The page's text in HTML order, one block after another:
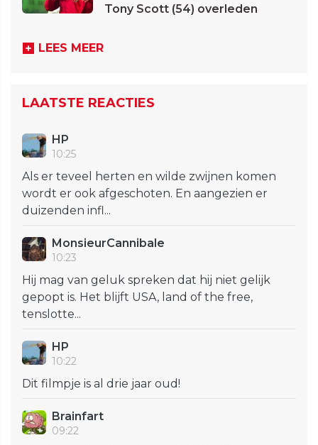
Tony Scott (54) overleden
LEES MEER
LAATSTE REACTIES
HP
10:25
Als er teveel herten en wilde zwijnen komen
wordt er ook afgeschoten. En aangezien er
duizenden infl...
MonsieurCannibale
10:23
Hij mag van geluk spreken dat hij niet gelijk
gepopt is. Het blijft USA, land of the free,
tenslotte...
HP
10:22
Dit filmpje is al drie jaar oud!
Brainfart
09:22